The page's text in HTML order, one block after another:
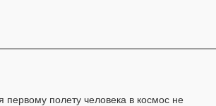
полету человека в космос не